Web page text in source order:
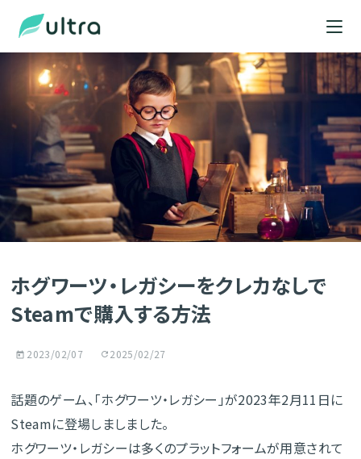
ホグワーツ・レガシーをクレカなしで
Steamで購入する方法
2023/02/07 2025/02/27
話題のゲーム、「ホグワーツ・レガシー」が2023年2月11日に
Steamに登場しましました。
ホグワーツ・レガシーは多くのプラットフォームが用意されて